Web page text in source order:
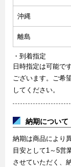
沖縄
離島
・到着指定
日時指定は可能で
ございます。ご希
してください。
納期について
納期は商品により
目安として1～5営
させていただく、